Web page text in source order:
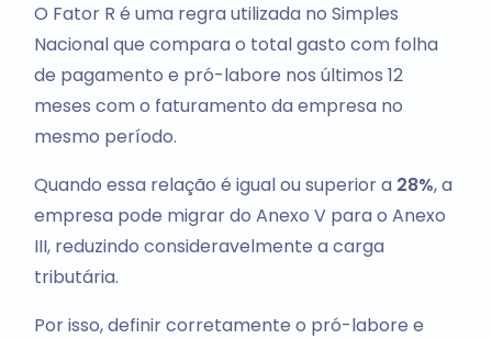
O Fator R é uma regra utilizada no Simples
Nacional que compara o total gasto com folha
de pagamento e pró-labore nos últimos 12
meses com o faturamento da empresa no
mesmo período.
Quando essa relação é igual ou superior a 28%, a
empresa pode migrar do Anexo V para o Anexo
III, reduzindo consideravelmente a carga
tributária.
Por isso, definir corretamente o pró-labore e